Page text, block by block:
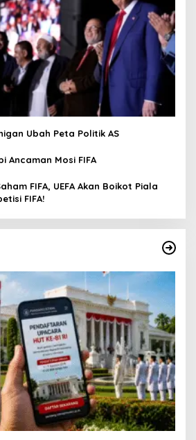
Ubah Peta Politik AS
Ancaman Mosi FIFA
FIFA, UEFA Akan Boikot Piala
FIFA!